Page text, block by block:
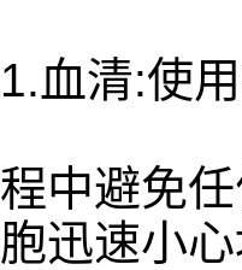
1.血清:使
程中避免
胞迅速小心